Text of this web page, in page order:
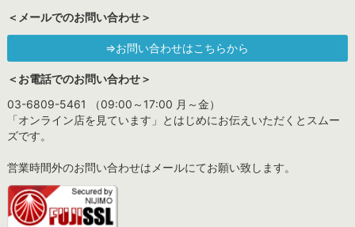
＜メールでのお問い合わせ＞
⇒お問い合わせはこちらから
＜お電話でのお問い合わせ＞
03-6809-5461 （09:00～17:00 月～金）
「オンライン店を見ています」とはじめにお伝えいただくとスムー
ズです。
営業時間外のお問い合わせはメールにてお願い致します。